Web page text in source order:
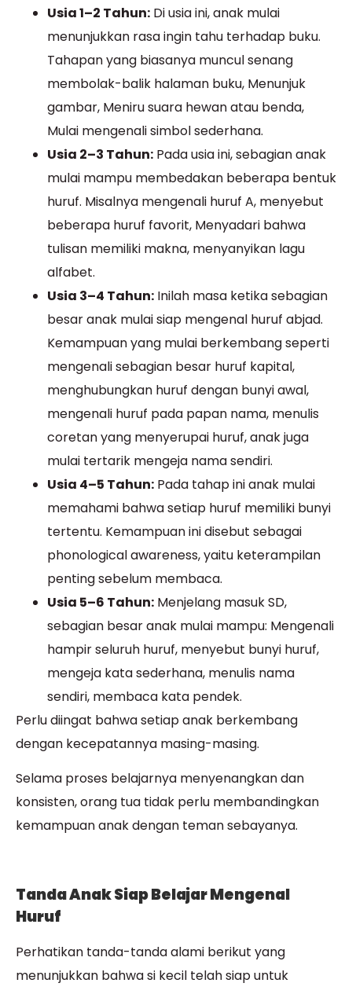
Usia 1–2 Tahun: Di usia ini, anak mulai
menunjukkan rasa ingin tahu terhadap buku.
Tahapan yang biasanya muncul senang
membolak-balik halaman buku, Menunjuk
gambar, Meniru suara hewan atau benda,
Mulai mengenali simbol sederhana.
Usia 2–3 Tahun: Pada usia ini, sebagian anak
mulai mampu membedakan beberapa bentuk
huruf. Misalnya mengenali huruf A, menyebut
beberapa huruf favorit, Menyadari bahwa
tulisan memiliki makna, menyanyikan lagu
alfabet.
Usia 3–4 Tahun: Inilah masa ketika sebagian
besar anak mulai siap mengenal huruf abjad.
Kemampuan yang mulai berkembang seperti
mengenali sebagian besar huruf kapital,
menghubungkan huruf dengan bunyi awal,
mengenali huruf pada papan nama, menulis
coretan yang menyerupai huruf, anak juga
mulai tertarik mengeja nama sendiri.
Usia 4–5 Tahun: Pada tahap ini anak mulai
memahami bahwa setiap huruf memiliki bunyi
tertentu. Kemampuan ini disebut sebagai
phonological awareness, yaitu keterampilan
penting sebelum membaca.
Usia 5–6 Tahun: Menjelang masuk SD,
sebagian besar anak mulai mampu: Mengenali
hampir seluruh huruf, menyebut bunyi huruf,
mengeja kata sederhana, menulis nama
sendiri, membaca kata pendek.
Perlu diingat bahwa setiap anak berkembang
dengan kecepatannya masing-masing.
Selama proses belajarnya menyenangkan dan
konsisten, orang tua tidak perlu membandingkan
kemampuan anak dengan teman sebayanya.
Tanda Anak Siap Belajar Mengenal
Huruf
Perhatikan tanda-tanda alami berikut yang
menunjukkan bahwa si kecil telah siap untuk